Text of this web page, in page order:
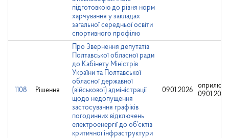
підготовкою до рівня норм
харчування у закладах
загальної середньої освіти
спортивного профілю
1108 Рішення
Про Звернення депутатів
Полтавської обласної ради
до Кабінету Міністрів
України та Полтавської
обласної державної
(військової) адміністрації
щодо недопущення
застосування графіків
погодинних відключень
електроенергії до об’єктів
критичної інфраструктури
09.01.2026
09.01.2026